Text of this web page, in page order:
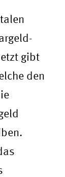
gibt
den